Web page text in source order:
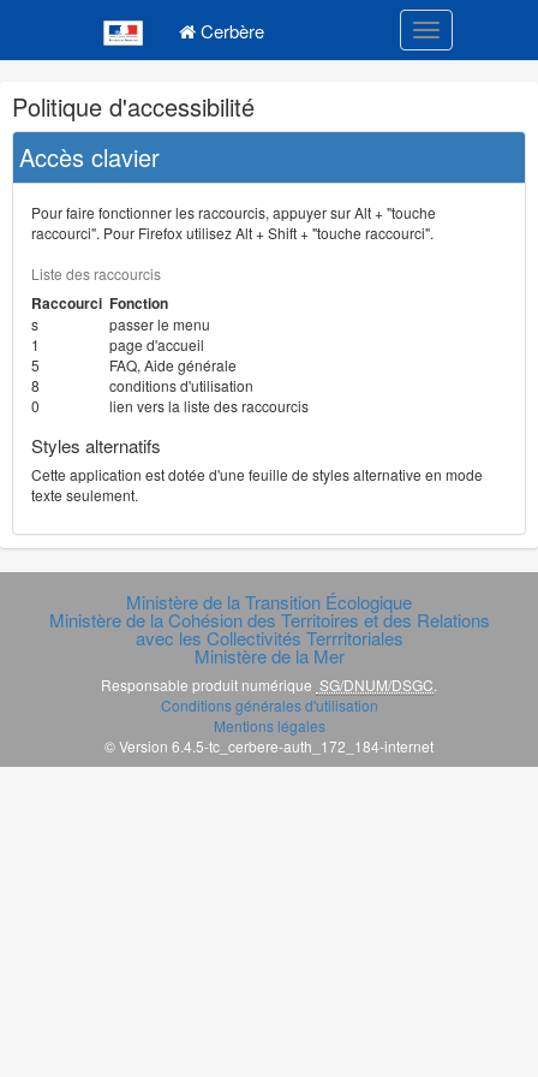
Cerbère Toggle
Navigation
et
outils
annexes
Politique d'accessibilité
Accès clavier
Pour faire fonctionner les raccourcis, appuyer sur Alt + "touche
raccourci". Pour Firefox utilisez Alt + Shift + "touche raccourci".
Liste des raccourcis
Raccourci Fonction
s
passer le menu
1
page d'accueil
5
FAQ, Aide générale
8
conditions d'utilisation
0
lien vers la liste des raccourcis
Styles alternatifs
Cette application est dotée d'une feuille de styles alternative en mode
texte seulement.
Ministère de la Transition Écologique
Ministère de la Cohésion des Territoires et des Relations
avec les Collectivités Terrritoriales
Ministère de la Mer
Responsable produit numérique SG/DNUM/DSGC
Conditions générales d'utilisation
Mentions légales
© Version 6.4.5-tc_cerbere-auth_172_184-internet